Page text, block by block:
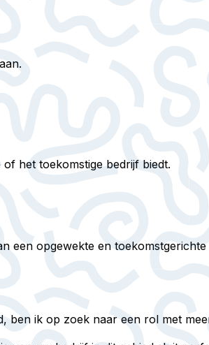
het toekomstige bedrijf biedt.
een opgewekte en
ben ik op zoek naar een rol met